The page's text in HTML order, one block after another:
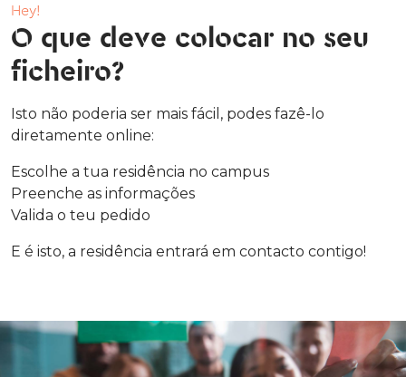
Hey!
O que deve colocar no seu
ficheiro?
Isto não poderia ser mais fácil, podes fazê-lo
diretamente online:
Escolhe a tua residência no campus
Preenche as informações
Valida o teu pedido
E é isto, a residência entrará em contacto contigo!